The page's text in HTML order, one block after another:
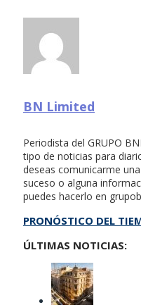
BN Limited
Periodista del GRUPO
tipo de noticias para
deseas comunicarme
suceso o alguna
puedes hacerlo en
PRONÓSTICO DEL
ÚLTIMAS NOTICIAS: